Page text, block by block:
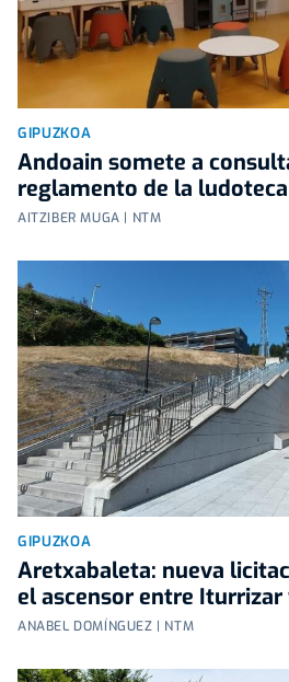
GIPUZKOA
Andoain somete a
reglamento de la
AITZIBER MUGA | NTM
GIPUZKOA
Aretxabaleta: nueva
el ascensor entre Iturrizar
ANABEL DOMÍNGUEZ | NTM